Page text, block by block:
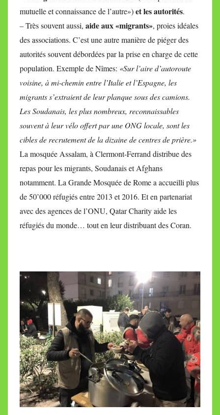
mutuelle et connaissance de l’autre»)et les autorités.
– Très souvent aussi, aide aux «migrants», proies idéales
des associations. C’est une autre manière de piéger des
autorités souvent débordées par la prise en charge de cette
population. Exemple de Nîmes: «Sur l’aire d’autoroute
voisine, à mi-chemin entre l’Italie et l’Espagne, les
migrants s’extraient de leur planque sous des camions.
Les Soudanais, les plus nombreux, reconnaissables
souvent à leur vélo offert par une ONG locale, sont les
cibles de recrutement de la dizaine de centres de prière.»
La mosquée Assalam, à Clermont-Ferrand distribue des
repas pour les migrants, Soudanais et Afghans
notamment. La Grande Mosquée de Rome a accueilli plus
de 50’000 réfugiés entre 2013 et 2016. Et en partenariat
avec des agences de l’ONU, Qatar Charity aide les
réfugiés du monde… tout en leur distribuant des Coran.